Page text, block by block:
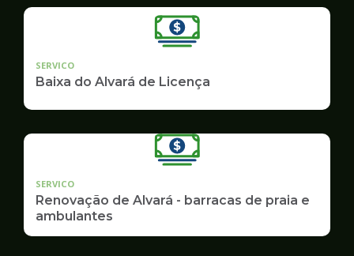
SERVICO
Baixa do Alvará de Licença
SERVICO
Renovação de Alvará - barracas de praia e
ambulantes